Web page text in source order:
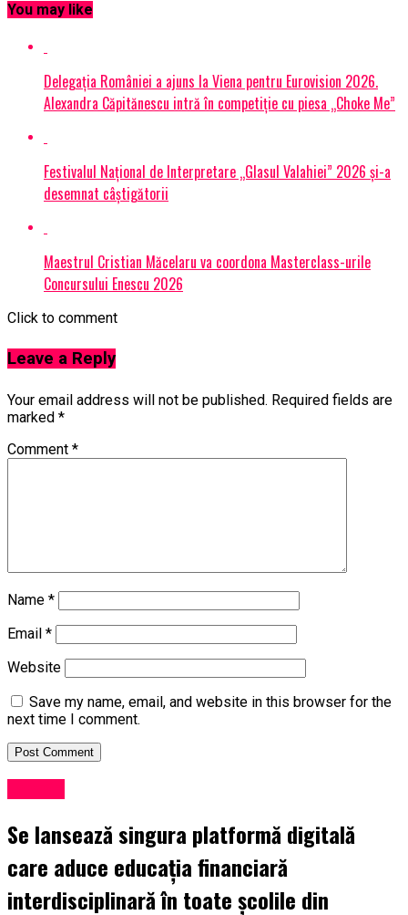
You may like
Delegația României a ajuns la Viena pentru Eurovision 2026.
Alexandra Căpitănescu intră în competiție cu piesa „Choke Me”
Festivalul Național de Interpretare „Glasul Valahiei” 2026 și-a
desemnat câștigătorii
Maestrul Cristian Măcelaru va coordona Masterclass-urile
Concursului Enescu 2026
Click to comment
Leave a Reply
Your email address will not be published. Required fields are
marked *
Comment *
Name *
Email *
Website
Save my name, email, and website in this browser for the
next time I comment.
Se lansează singura platformă digitală
care aduce educația financiară
interdisciplinară în toate școlile din